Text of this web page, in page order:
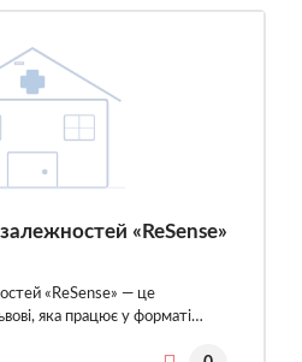
«ReSense»
«ReSense» — це
яка працює у форматі…